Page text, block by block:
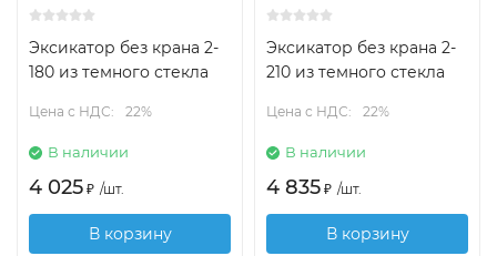
Эксикатор без крана 2-
180 из темного стекла
Цена с НДС: 22%
В наличии
4 025 ₽ /шт.
В корзину
Эксикатор без крана 2-
210 из темного стекла
Цена с НДС: 22%
В наличии
4 835 ₽ /шт.
В корзину